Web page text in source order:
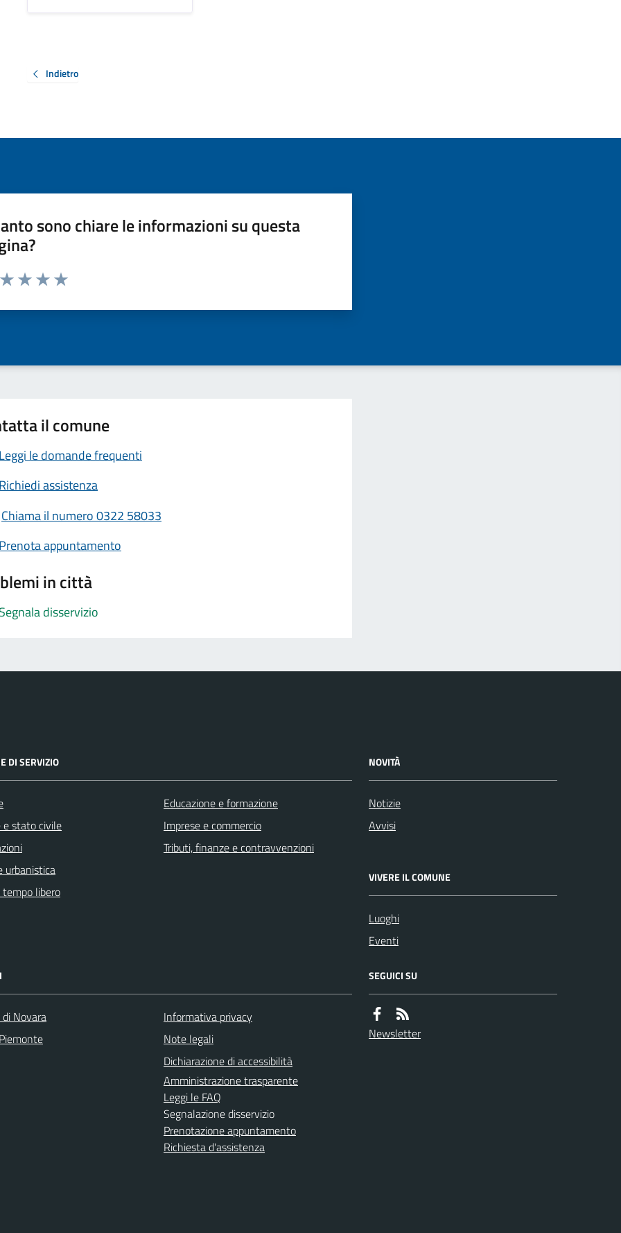
Indietro
sono chiare le informazioni su questa
da 1 a 5 stelle la pagina
il comune
Leggi le domande frequenti
Richiedi assistenza
Chiama il numero 0322 58033
Prenota appuntamento
in città
Segnala disservizio
DI SERVIZIO
e stato civile
urbanistica
libero
Educazione e formazione
Imprese e commercio
Tributi, finanze e contravvenzioni
NOVITÀ
Notizie
Avvisi
VIVERE IL COMUNE
Luoghi
Eventi
Novara
Informativa privacy
Note legali
Dichiarazione di accessibilità
Amministrazione trasparente
Leggi le FAQ
Segnalazione disservizio
Prenotazione appuntamento
Richiesta d'assistenza
SEGUICI SU
Newsletter